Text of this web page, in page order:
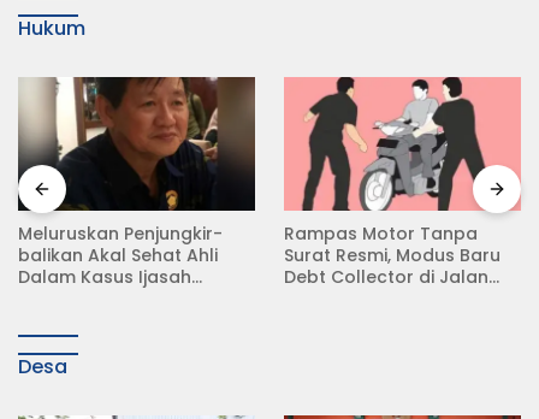
Hukum
Meluruskan Penjungkir-
balikan Akal Sehat Ahli
Dalam Kasus Ijasah
Rampas Motor Tanpa
Surat Resmi, Modus Baru
Debt Collector di Jalan
Desa